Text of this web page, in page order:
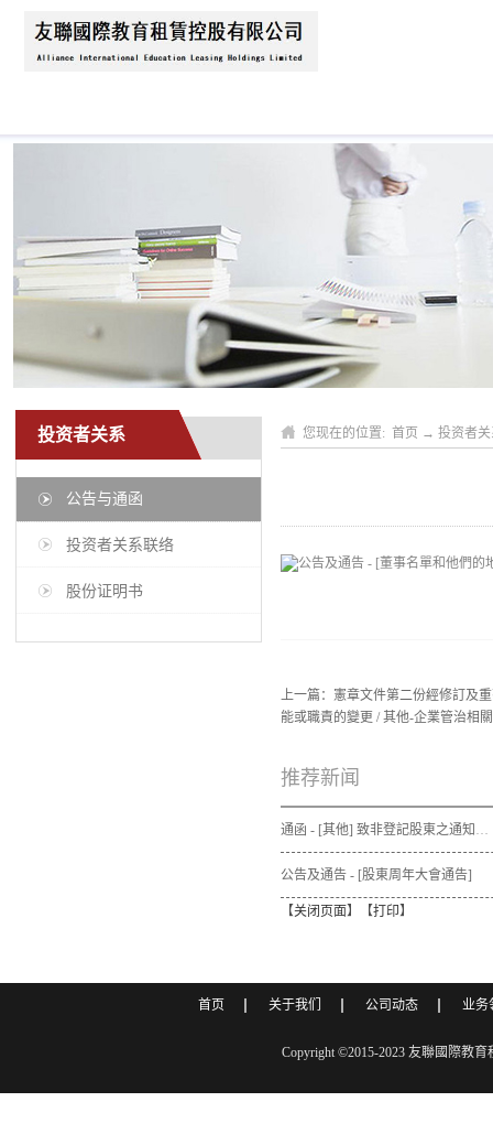
投资者关系
公告与通函
投资者关系联络
股份证明书
您现在的位置: 首页 → 投资者
上一篇： 憲章文件第二份經修訂及
能或職責的變更 / 其他-企業管治相
推荐新闻
通函 - [其他] 致非登記股東之通知信函及申請表格 - 通函連同股東週年大會通告及代表委任表格之發佈通知
公告及通告 - [股東周年大會通告]
【关闭页面】【打印】
首页 关于我们 公司动态 业务
Copyright ©2015-2023 友聯國際教